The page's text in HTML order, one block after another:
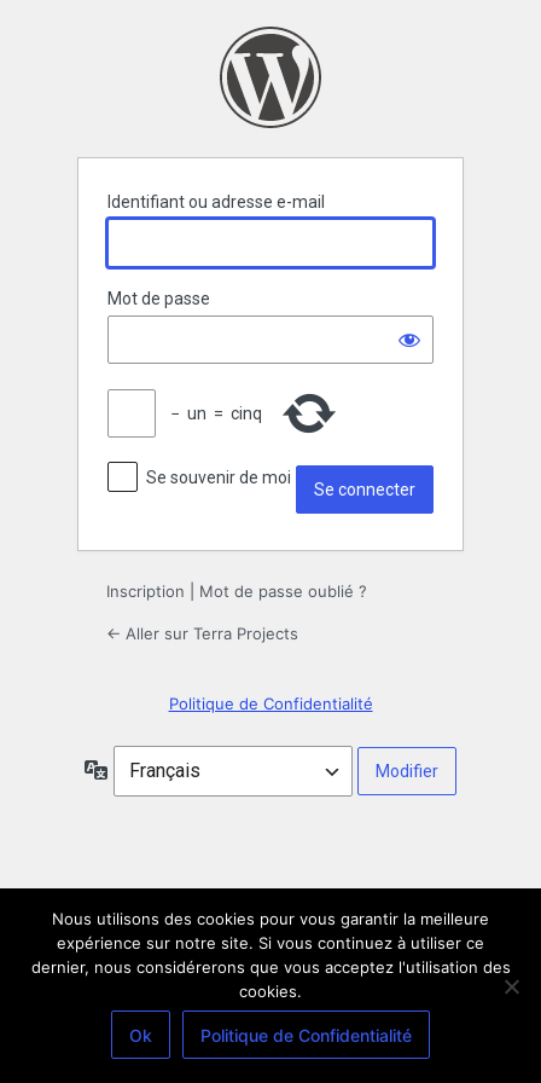
Identifiant ou adresse e-mail
Mot de passe
− un = cinq
Se souvenir de moi
Inscription Mot de passe oublié ?
← Aller sur Terra Projects
Politique de Confidentialité
Langue
Nous utilisons des cookies pour vous garantir la meilleure
expérience sur notre site. Si vous continuez à utiliser ce
dernier, nous considérerons que vous acceptez l'utilisation des
cookies.
Ok Politique de Confidentialité